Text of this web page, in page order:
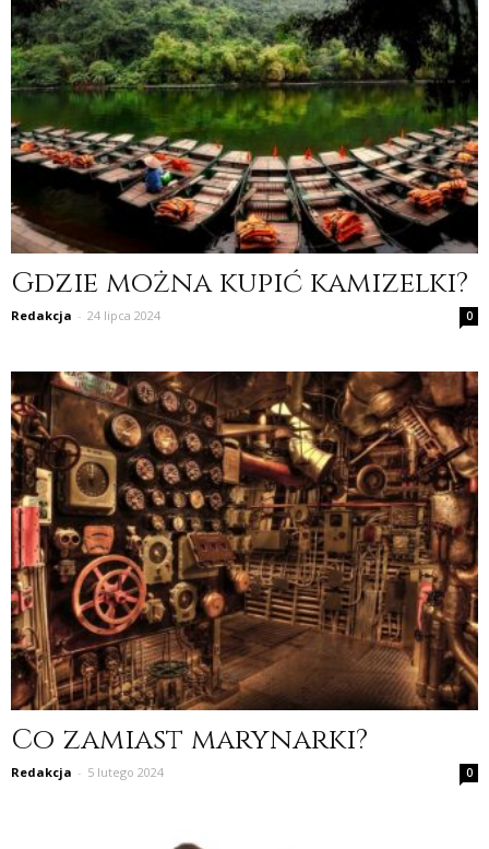
Gdzie można kupić kamizelki?
Redakcja - 24 lipca 2024 0
Co zamiast marynarki?
Redakcja - 5 lutego 2024 0